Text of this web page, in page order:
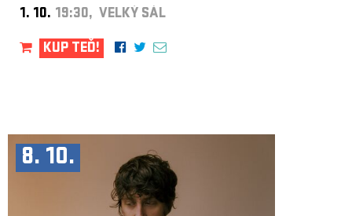
1. 10. 19:30, VELKÝ SÁL
KUP TEĎ!
8. 10.